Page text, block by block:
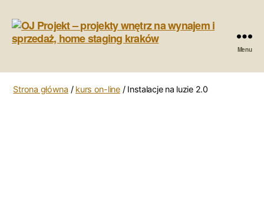
Projekt
-
projekty
Menu
Strona główna / kurs on-line/ Instalacje na luzie 2.0